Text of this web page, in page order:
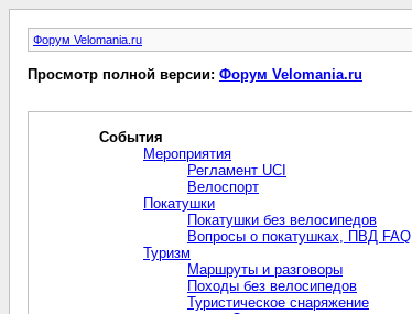
Форум Velomania.ru
Просмотр полной версии: Форум Velomania.ru
События
Мероприятия
Регламент UCI
Велоспорт
Покатушки
Покатушки без велосипедов
Вопросы о покатушках, ПВД FAQ
Туризм
Маршруты и разговоры
Походы без велосипедов
Туристическое снаряжение